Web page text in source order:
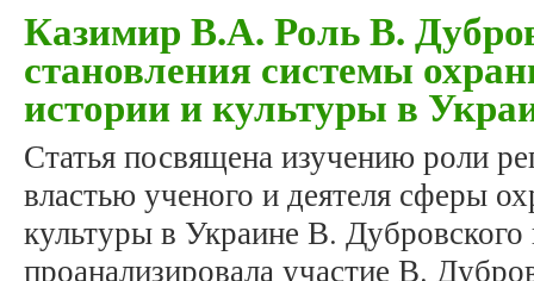
Казимир В.А. Роль В.
становления системы
истории и культуры в
Статья посвящена изучению роли
властью ученого и деятеля сферы
культуры в Украине В.
проанализировала участие В.